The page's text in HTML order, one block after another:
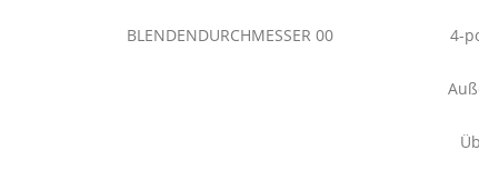
BLENDENDURCHMESSER 00 4-